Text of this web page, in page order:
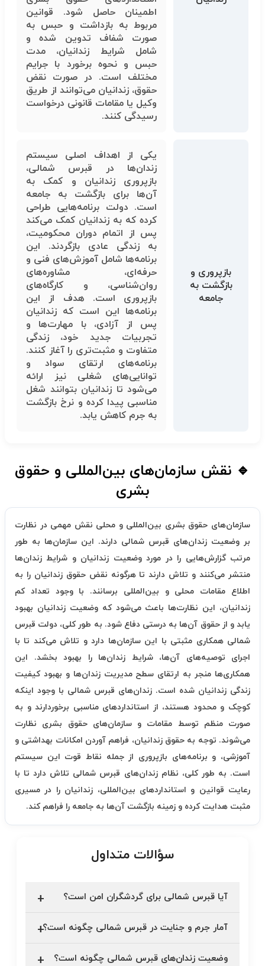
اطمینان حاصل شود. قوانین
مربوط به بازداشت و حبس به
صورت شفاف تدوین شده و
شامل شرایط زندانیان، مدت
حبس و نحوه برخورد با جرایم
مختلف است. در صورت نقض
حقوق، زندانیان می‌توانند از طریق
وکیل یا مقامات قانونی درخواست
رسیدگی کنند.
بازپروری و
بازگشت به
جامعه
یکی از اهداف اصلی سیستم
زندان‌ها در قبرس شمالی،
بازپروری زندانیان و کمک به
آن‌ها برای بازگشت به جامعه
است. دولت برنامه‌هایی طراحی
کرده که به زندانیان کمک می‌کند
پس از اتمام دوران محکومیت،
به زندگی عادی بازگردند. این
برنامه‌ها شامل آموزش‌های فنی و
حرفه‌ای، مشاوره‌های
روان‌شناسی، و کارگاه‌های
بازپروری است. هدف از این
برنامه‌ها این است که زندانیان
پس از آزادی، با مهارت‌ها و
تجربیات جدید خود، زندگی
متفاوت و مثبت‌تری را آغاز کنند.
برنامه‌های ارتقای سواد و
توانایی‌های شغلی نیز ارائه
می‌شود تا زندانیان بتوانند شغل
مناسبی پیدا کرده و نرخ بازگشت
به جرم کاهش یابد.
🔹 نقش سازمان‌های بین‌المللی و حقوق
بشری
سازمان‌های حقوق بشری بین‌المللی و محلی نقش مهمی در نظارت
بر وضعیت زندان‌های قبرس شمالی دارند. این سازمان‌ها به طور
مرتب گزارش‌هایی را در مورد وضعیت زندانیان و شرایط زندان‌ها
منتشر می‌کنند و تلاش دارند تا هرگونه نقض حقوق زندانیان را به
اطلاع مقامات محلی و بین‌المللی برسانند. با وجود تعداد کم
زندانیان، این نظارت‌ها باعث می‌شود که وضعیت زندانیان بهبود
یابد و از حقوق آن‌ها به درستی دفاع شود. به طور کلی، دولت قبرس
شمالی همکاری مثبتی با این سازمان‌ها دارد و تلاش می‌کند تا با
اجرای توصیه‌های آن‌ها، شرایط زندان‌ها را بهبود بخشد. این
همکاری‌ها منجر به ارتقای سطح مدیریت زندان‌ها و بهبود کیفیت
زندگی زندانیان شده است. زندان‌های قبرس شمالی با وجود اینکه
کوچک و محدود هستند، از استانداردهای مناسبی برخوردارند و به
صورت منظم توسط مقامات و سازمان‌های حقوق بشری نظارت
می‌شوند. توجه به حقوق زندانیان، فراهم آوردن امکانات بهداشتی و
آموزشی، و برنامه‌های بازپروری از جمله نقاط قوت این سیستم
است. به طور کلی، نظام زندان‌های قبرس شمالی تلاش دارد تا با
رعایت قوانین و استانداردهای بین‌المللی، زندانیان را در مسیری
مثبت هدایت کرده و زمینه بازگشت آن‌ها به جامعه را فراهم کند.
سؤالات متداول
آیا قبرس شمالی برای گردشگران امن است؟
آمار جرم و جنایت در قبرس شمالی چگونه است؟
وضعیت زندان‌های قبرس شمالی چگونه است؟